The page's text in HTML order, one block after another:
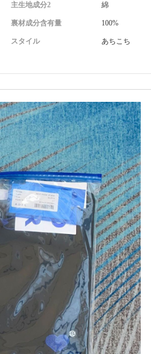
主生地成分2 綿
裏材成分含有量 100%
スタイル あちこち